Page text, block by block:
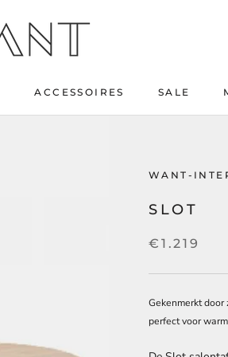
ACCESSOIRES
SALE
WANT-
SLOT
€1.219
Gekenmerkt
perfect voor